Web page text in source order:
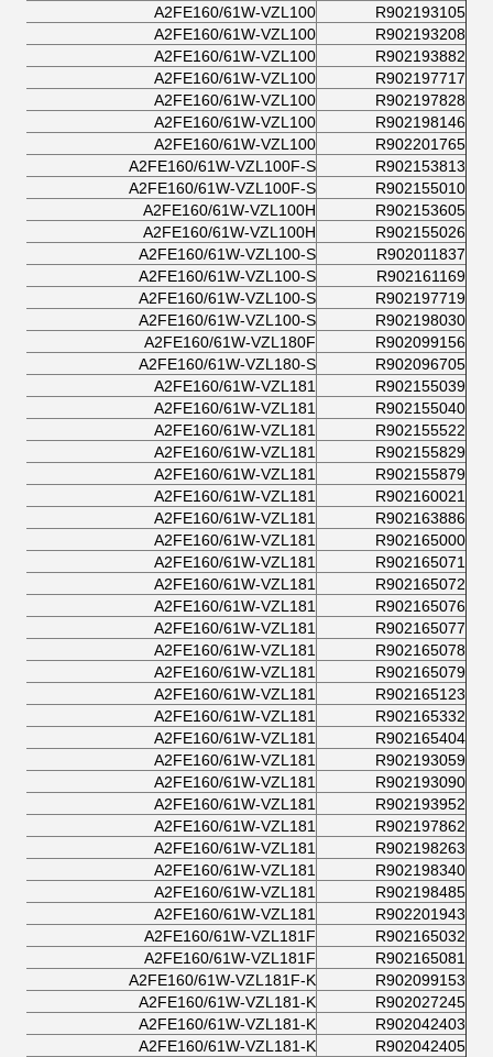
R902193105
A2FE160/61W-VZL100
R902193208
A2FE160/61W-VZL100
R902193882
A2FE160/61W-VZL100
R902197717
A2FE160/61W-VZL100
R902197828
A2FE160/61W-VZL100
R902198146
A2FE160/61W-VZL100
R902201765
A2FE160/61W-VZL100
R902153813
A2FE160/61W-VZL100F-S
R902155010
A2FE160/61W-VZL100F-S
R902153605
A2FE160/61W-VZL100H
R902155026
A2FE160/61W-VZL100H
R902011837
A2FE160/61W-VZL100-S
R902161169
A2FE160/61W-VZL100-S
R902197719
A2FE160/61W-VZL100-S
R902198030
A2FE160/61W-VZL100-S
R902099156
A2FE160/61W-VZL180F
R902096705
A2FE160/61W-VZL180-S
R902155039
A2FE160/61W-VZL181
R902155040
A2FE160/61W-VZL181
R902155522
A2FE160/61W-VZL181
R902155829
A2FE160/61W-VZL181
R902155879
A2FE160/61W-VZL181
R902160021
A2FE160/61W-VZL181
R902163886
A2FE160/61W-VZL181
R902165000
A2FE160/61W-VZL181
R902165071
A2FE160/61W-VZL181
R902165072
A2FE160/61W-VZL181
R902165076
A2FE160/61W-VZL181
R902165077
A2FE160/61W-VZL181
R902165078
A2FE160/61W-VZL181
R902165079
A2FE160/61W-VZL181
R902165123
A2FE160/61W-VZL181
R902165332
A2FE160/61W-VZL181
R902165404
A2FE160/61W-VZL181
R902193059
A2FE160/61W-VZL181
R902193090
A2FE160/61W-VZL181
R902193952
A2FE160/61W-VZL181
R902197862
A2FE160/61W-VZL181
R902198263
A2FE160/61W-VZL181
R902198340
A2FE160/61W-VZL181
R902198485
A2FE160/61W-VZL181
R902201943
A2FE160/61W-VZL181
R902165032
A2FE160/61W-VZL181F
R902165081
A2FE160/61W-VZL181F
R902099153
A2FE160/61W-VZL181F-K
R902027245
A2FE160/61W-VZL181-K
R902042403
A2FE160/61W-VZL181-K
R902042405
A2FE160/61W-VZL181-K